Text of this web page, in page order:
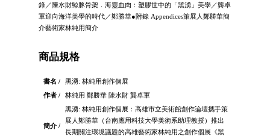
錄／陳水財鯨豚骨架．海靈血肉：塑膠世中的「黑湧」美學／龔卓
軍迎向海洋美學的時代／鄭勝華●附錄 Appendices策展人鄭勝華簡
介藝術家林純用簡介
商品規格
書名 /
黑湧: 林純用創作個展
作者 /
林純用 鄭勝華 陳水財 龔卓軍
簡介 /
黑湧: 林純用創作個展：高雄市立美術館創作論壇攜手策
展人鄭勝華（台南應用科技大學美術系助理教授）推出
長期關注環境議題的高雄藝術家林純用之創作個展《黑